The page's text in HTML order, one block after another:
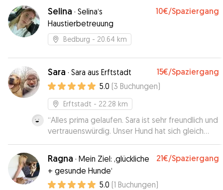
Selina · Selina‘s
Haustierbetreuung
10€/Spaziergang
Bedburg - 20.64 km
Sara · Sara aus Erftstadt 15€/Spaziergang
5.0 (3 Buchungen)
Erftstadt - 22.28 km
“Alles prima gelaufen. Sara ist sehr freundlich und
vertrauenswürdig. Unser Hund hat sich gleich
wohl gefühlt, wie uns auch mit einem Bild
zwischendrin gezeigt wurde. So kann man
beruhigt den Tag genießen. 🐶☺️”
Ragna · Mein Ziel: ‚glückliche
+ gesunde Hunde‘
21€/Spaziergang
5.0 (1 Buchungen)